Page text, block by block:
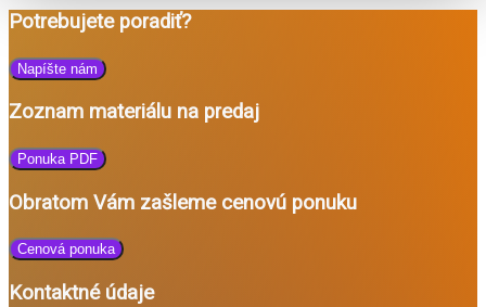
Potrebujete poradiť?
Napíšte nám
Zoznam materiálu na predaj
Ponuka PDF
Obratom Vám zašleme cenovú ponuku
Cenová ponuka
Kontaktné údaje